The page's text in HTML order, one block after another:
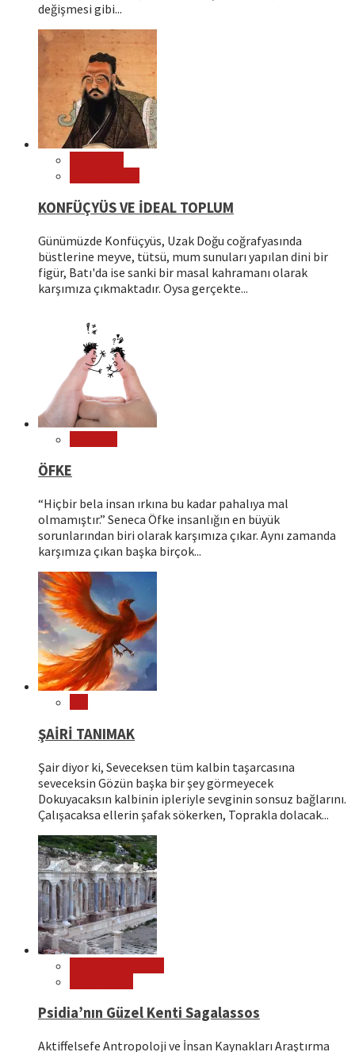
değişmesi gibi...
KONFÜÇYÜS VE İDEAL TOPLUM
Günümüzde Konfüçyüs, Uzak Doğu coğrafyasında
büstlerine meyve, tütsü, mum sunuları yapılan dini bir
figür, Batı'da ise sanki bir masal kahramanı olarak
karşımıza çıkmaktadır. Oysa gerçekte...
ÖFKE
“Hiçbir bela insan ırkına bu kadar pahalıya mal
olmamıştır.” Seneca Öfke insanlığın en büyük
sorunlarından biri olarak karşımıza çıkar. Aynı zamanda
karşımıza çıkan başka birçok...
ŞAİRİ TANIMAK
Şair diyor ki, Seveceksen tüm kalbin taşarcasına
seveceksin Gözün başka bir şey görmeyecek
Dokuyacaksın kalbinin ipleriyle sevginin sonsuz bağlarını.
Çalışacaksa ellerin şafak sökerken, Toprakla dolacak...
Psidia’nın Güzel Kenti Sagalassos
Aktiffelsefe Antropoloji ve İnsan Kaynakları Araştırma